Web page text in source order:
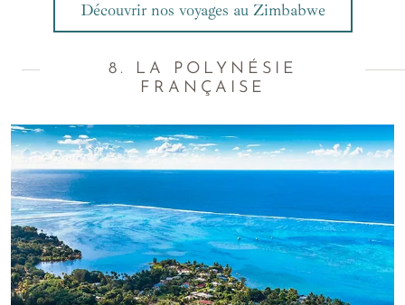
Découvrir nos voyages au Zimbabwe
8. LA POLYNÉSIE
FRANÇAISE